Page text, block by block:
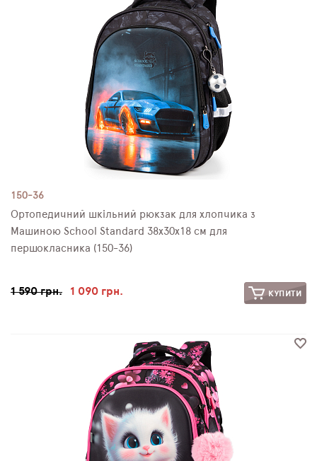
150-36
Ортопедичний шкільний рюкзак для хлопчика з
Машиною School Standard 38х30х18 см для
першокласника (150-36)
1 590 грн. 1 090 грн. КУПИТИ